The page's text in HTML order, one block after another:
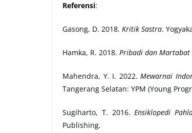
Referensi:
Gasong, D. 2018. Kritik Sastra.
Hamka, R. 2018. Pribadi dan Martabat
Mahendra, Y. I. 2022.Mewarnai
Tangerang Selatan: YPM (Young
Sugiharto, T. 2016.Ensiklopedi
Publishing.